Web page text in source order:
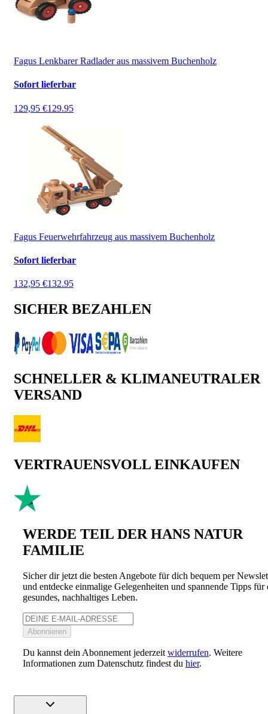
Fagus Lenkbarer Radlader aus massivem Buchenholz
Sofort lieferbar
129,95 €129.95
Fagus Feuerwehrfahrzeug aus massivem Buchenholz
Sofort lieferbar
132,95 €132.95
SICHER BEZAHLEN
SCHNELLER & KLIMANEUTRALER
VERSAND
VERTRAUENSVOLL EINKAUFEN
WERDE TEIL DER HANS NATUR
FAMILIE
Sicher dir jetzt die besten Angebote für dich bequem per
und entdecke einmalige Gelegenheiten und spannende Tipps für
gesundes, nachhaltiges Leben.
Abonnieren
Du kannst dein Abonnement jederzeit widerrufen. Weitere
Informationen zum Datenschutz findest du hier.